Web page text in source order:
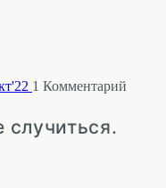
1 Комментарий